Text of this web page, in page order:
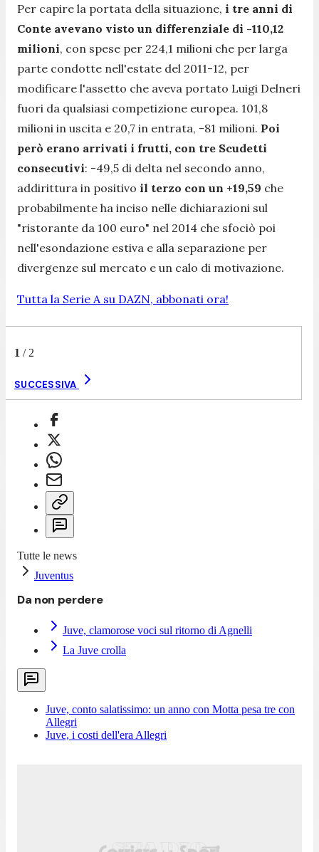
Per capire la portata della situazione, i tre anni di
Conte avevano visto un differenziale di -110,12
milioni, con spese per 224,1 milioni che per larga
parte condotte nell'estate del 2011-12, per
modificare l'assetto che aveva portato Luigi Delneri
fuori da qualsiasi competizione europea. 101,8
milioni in uscita e 20,7 in entrata, -81 milioni. Poi
però erano arrivati i frutti, con tre Scudetti
consecutivi: -49,5 di delta nel secondo anno,
addirittura in positivo il terzo con un +19,59 che
probabilmente ha inciso nelle dichiarazioni sul
"ristorante da 100 euro" nel 2014 che sfociò poi
nell'esondazione estiva e alla separazione per
divergenze sul mercato e un calo di motivazione.
Tutta la Serie A su DAZN, abbonati ora!
1 / 2
SUCCESSIVA
Tutte le news
Juventus
Da non perdere
Juve, clamorose voci sul ritorno di Agnelli
La Juve crolla
Juve, conto salatissimo: un anno con Motta pesa tre con
Allegri
Juve, i costi dell'era Allegri